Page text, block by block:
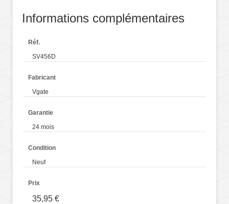
Informations complémentaires
Réf.
SV456D
Fabricant
Vgate
Garantie
24 mois
Condition
Neuf
Prix
35,95 €